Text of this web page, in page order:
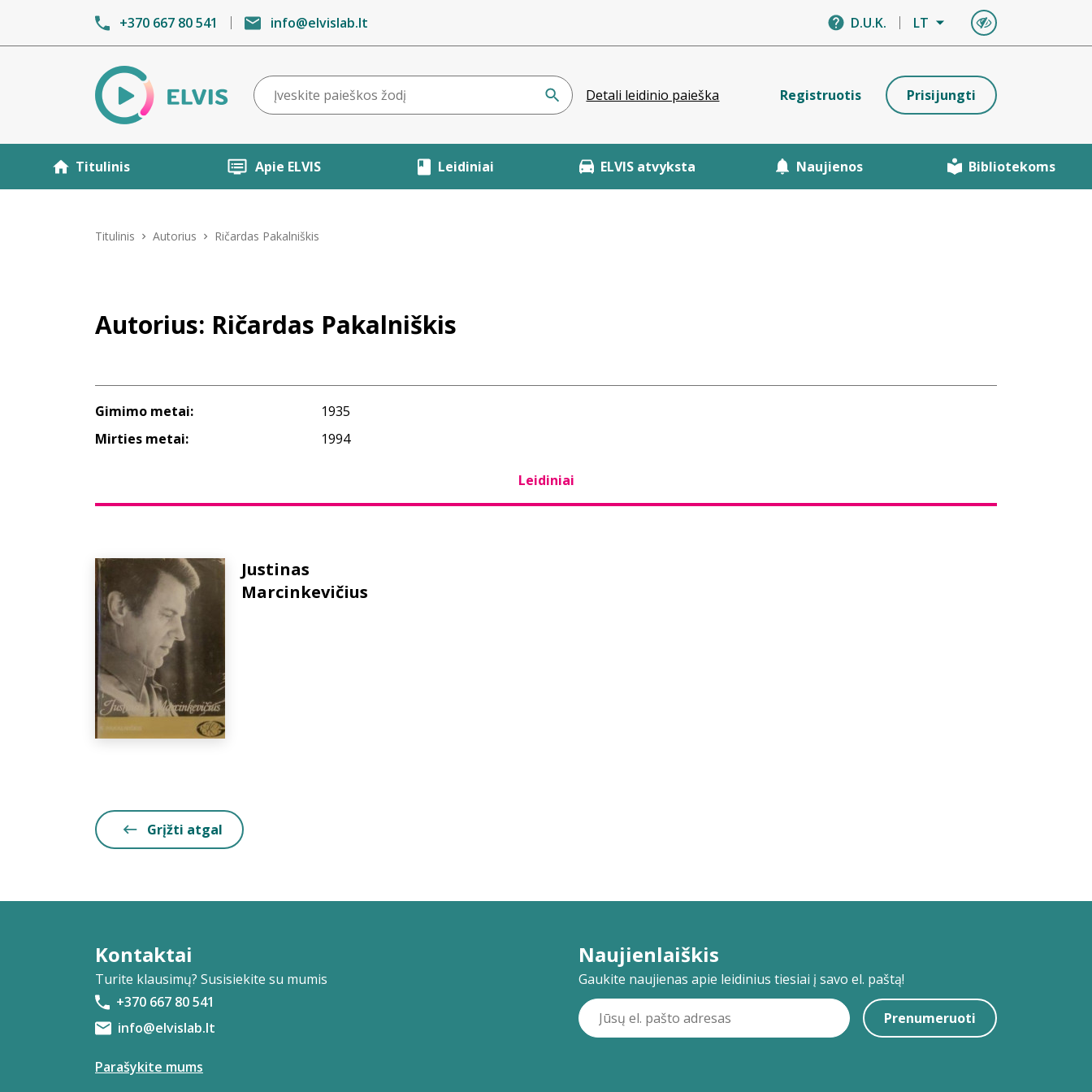
+370 667 80 541 info@elvislab.lt D.U.K. LT
Detali leidinio paieška Registruotis Prisijungti
Titulinis Apie ELVIS Leidiniai ELVIS atvyksta Naujienos Bibliotekoms
Titulinis Autorius Ričardas Pakalniškis
Autorius: Ričardas Pakalniškis
Gimimo metai:
1935
Mirties metai:
1994
Leidiniai
Justinas
Marcinkevičius
Grįžti atgal
Kontaktai
Turite klausimų? Susisiekite su mumis
+370 667 80 541
info@elvislab.lt
Parašykite mums
Naujienlaiškis
Gaukite naujienas apie leidinius tiesiai į savo el. paštą!
Prenumeruoti